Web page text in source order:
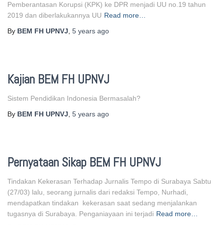
Pemberantasan Korupsi (KPK) ke DPR menjadi UU no.19 tahun
2019 dan diberlakukannya UU Read more…
By BEM FH UPNVJ 5 years ago
Kajian BEM FH UPNVJ
Sistem Pendidikan Indonesia Bermasalah?
By BEM FH UPNVJ 5 years ago
Pernyataan Sikap BEM FH UPNVJ
Tindakan Kekerasan Terhadap Jurnalis Tempo di Surabaya Sabtu
(27/03) lalu, seorang jurnalis dari redaksi Tempo, Nurhadi,
mendapatkan tindakan kekerasan saat sedang menjalankan
tugasnya di Surabaya. Penganiayaan ini terjadi Read more…